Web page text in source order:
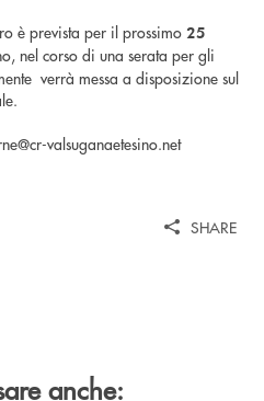
è prevista per il prossimo 25
nel corso di una serata per gli
verrà messa a disposizione sul
valsuganaetesino.net
SHARE
anche: